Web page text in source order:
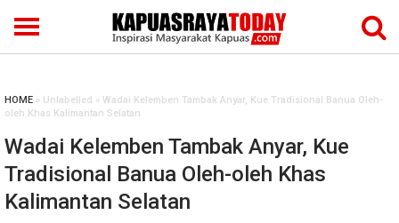
HOME » Unlabelled » Wadai Kelemben Tambak Anyar, Kue Tradisional Banua Oleh-
oleh Khas Kalimantan Selatan
Wadai Kelemben Tambak Anyar, Kue
Tradisional Banua Oleh-oleh Khas
Kalimantan Selatan